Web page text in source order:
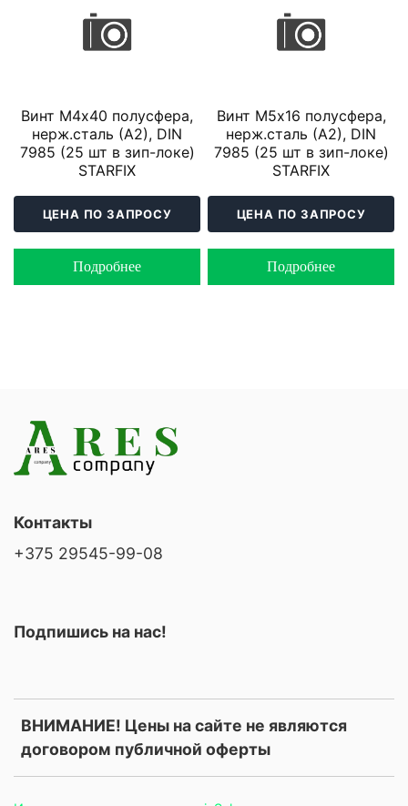
Винт М4х40 полусфера,
нерж.сталь (А2), DIN
7985 (25 шт в зип-локе)
STARFIX
ЦЕНА ПО ЗАПРОСУ
Подробнее
Винт М5х16 полусфера,
нерж.сталь (А2), DIN
7985 (25 шт в зип-локе)
STARFIX
ЦЕНА ПО ЗАПРОСУ
Подробнее
ВНИМАНИЕ! Цены на сайте не являются
договором публичной оферты
Контакты
+375 29545-99-08
Подпишись на нас!